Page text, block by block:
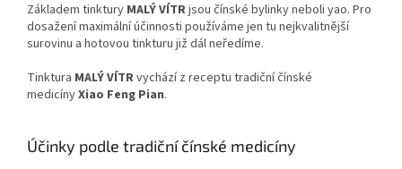
Základem tinktury MALÝ VÍTRjsou čínské bylinky neboli yao. Pro
dosažení maximální účinnosti používáme jen tu nejkvalitnější
surovinu a hotovou tinkturu již dál neředíme.
Tinktura MALÝ VÍTRvychází z receptu tradiční čínské
medicínyXiao Feng Pian.
Účinky podle tradiční čínské medicíny